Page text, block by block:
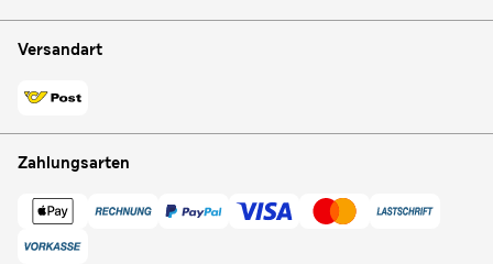
Versandart
Zahlungsarten